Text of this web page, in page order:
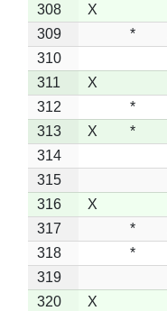
308
X
309
*
310
311
X
312
*
313
X *
314
315
316
X
317
*
318
*
319
320
X